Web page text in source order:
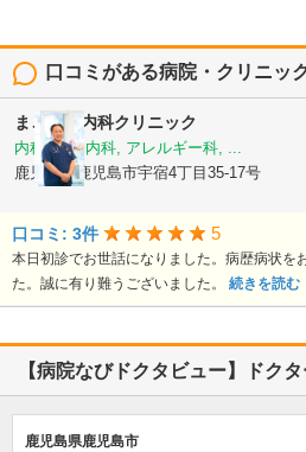
口コミがある病院・クリニッ
まごころ内科クリニック
内科, 神経内科, アレルギー科, ...
鹿児島県鹿児島市宇宿4丁目35-17号
口コミ: 3件 5
本日初診でお世話になりました。病歴病状を
た。誠に有り難うございました。 続きを読む
【病院なびドクタビュー】ドク
鹿児島県鹿児島市